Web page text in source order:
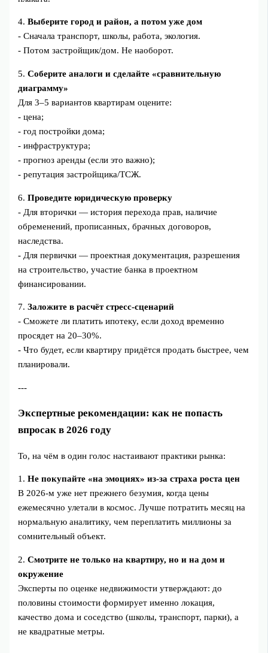
4.Выберите город и район, а потом уже дом
- Сначала транспорт, школы, работа, экология.
- Потом застройщик/дом. Не наоборот.
5.Соберите аналоги и сделайте «сравнительную
диаграмму»
Для 3–5 вариантов квартирам оцените:
- цена;
- год постройки дома;
- инфраструктура;
- прогноз аренды (если это важно);
- репутация застройщика/ТСЖ.
6.Проведите юридическую проверку
- Для вторички — история перехода прав, наличие
обременений, прописанных, брачных договоров,
наследства.
- Для первички — проектная документация, разрешения
на строительство, участие банка в проектном
финансировании.
7.Заложите в расчёт стресс‑сценарий
- Сможете ли платить ипотеку, если доход временно
просядет на 20–30%.
- Что будет, если квартиру придётся продать быстрее, чем
планировали.
---
Экспертные рекомендации: как не попасть
впросак в 2026 году
То, на чём в один голос настаивают практики рынка:
1.Не покупайте «на эмоциях» из‑за страха роста цен
В 2026‑м уже нет прежнего безумия, когда цены
ежемесячно улетали в космос. Лучше потратить месяц на
нормальную аналитику, чем переплатить миллионы за
сомнительный объект.
2.Смотрите не только на квартиру, но и на дом и
окружение
Эксперты по оценке недвижимости утверждают: до
половины стоимости формирует именно локация,
качество дома и соседство (школы, транспорт, парки), а
не квадратные метры.